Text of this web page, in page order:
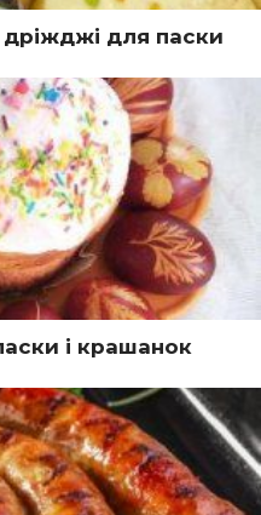
для паски
і крашанок